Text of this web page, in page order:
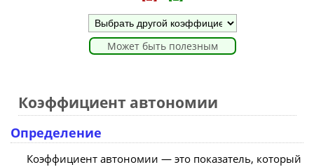
Может быть полезным
Коэффициент автономии
Определение
Коэффициент автономии — это показатель, который